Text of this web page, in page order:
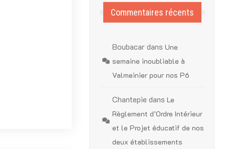
Commentaires récents
BoubacardansUne
semaine inoubliable à
Valmeinier pour nos P6
Chantepie dansLe
Règlement d’Ordre Intérieur
et le Projet éducatif de nos
deux établissements